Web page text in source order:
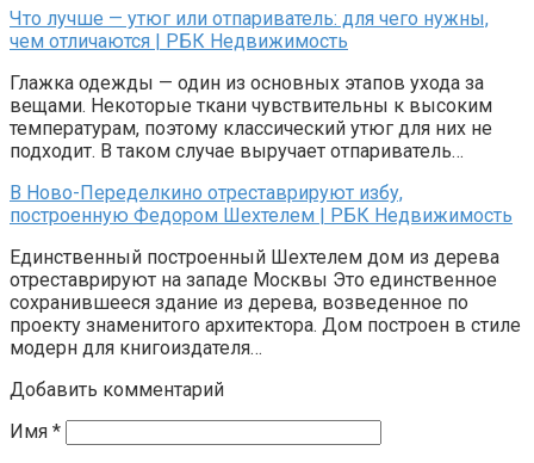
Что лучше — утюг или отпариватель: для чего нужны,
чем отличаются | РБК Недвижимость
Глажка одежды — один из основных этапов ухода за
вещами. Некоторые ткани чувствительны к высоким
температурам, поэтому классический утюг для них не
подходит. В таком случае выручает отпариватель…
В Ново-Переделкино отреставрируют избу,
построенную Федором Шехтелем | РБК Недвижимость
Единственный построенный Шехтелем дом из дерева
отреставрируют на западе Москвы Это единственное
сохранившееся здание из дерева, возведенное по
проекту знаменитого архитектора. Дом построен в стиле
модерн для книгоиздателя…
Добавить комментарий
Имя *